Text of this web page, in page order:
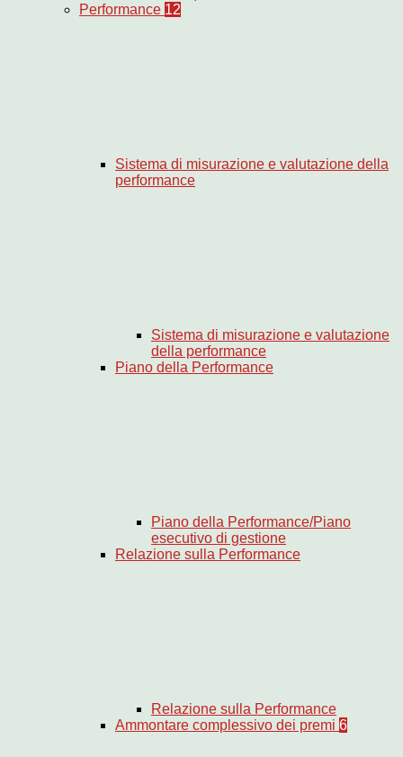
Performance 12
Sistema di misurazione e valutazione della
performance
Sistema di misurazione e valutazione
della performance
Piano della Performance
Piano della Performance/Piano
esecutivo di gestione
Relazione sulla Performance
Relazione sulla Performance
Ammontare complessivo dei premi 6